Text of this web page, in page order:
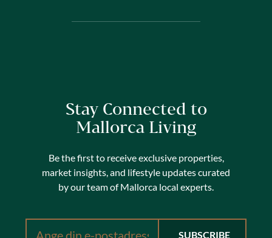
Stay Connected to
Mallorca Living
Be the first to receive exclusive properties,
market insights, and lifestyle updates curated
by our team of Mallorca local experts.